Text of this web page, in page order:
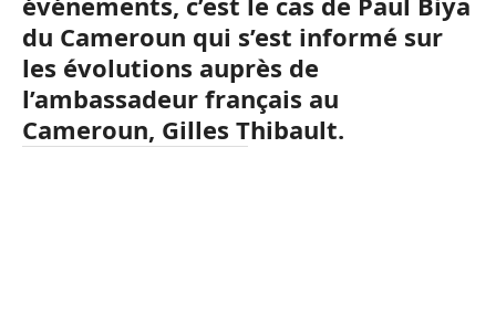
du Cameroun qui s’est informé sur
les évolutions auprès de
l’ambassadeur français au
Cameroun, Gilles Thibault.